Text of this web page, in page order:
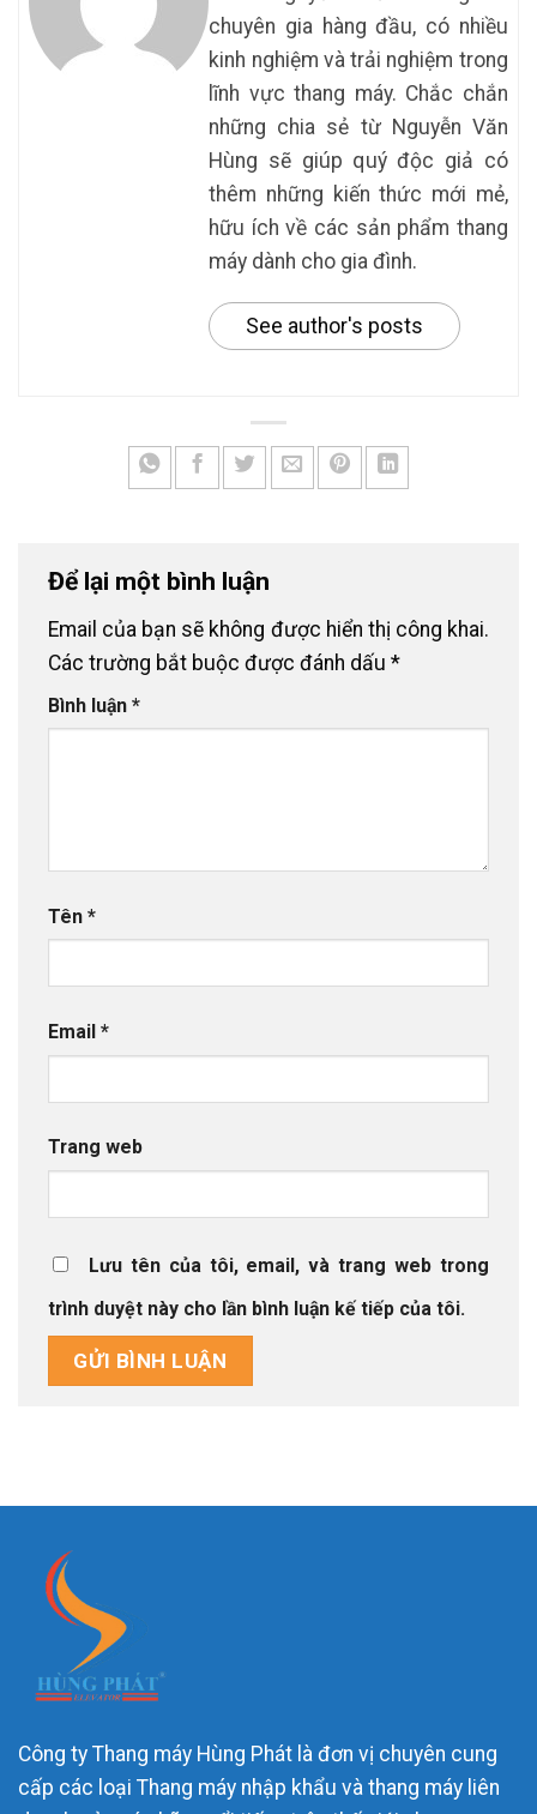
chuyên gia hàng đầu, có nhiều
kinh nghiệm và trải nghiệm trong
lĩnh vực thang máy. Chắc chắn
những chia sẻ từ Nguyễn Văn
Hùng sẽ giúp quý độc giả có
thêm những kiến thức mới mẻ,
hữu ích về các sản phẩm thang
máy dành cho gia đình.
See author's posts
Để lại một bình luận
Email của bạn sẽ không được hiển thị công khai.
Các trường bắt buộc được đánh dấu *
Bình luận *
Tên *
Email *
Trang web
Lưu tên của tôi, email, và trang web trong
trình duyệt này cho lần bình luận kế tiếp của tôi.
Công ty Thang máy Hùng Phát là đơn vị chuyên cung
cấp các loại Thang máy nhập khẩu và thang máy liên